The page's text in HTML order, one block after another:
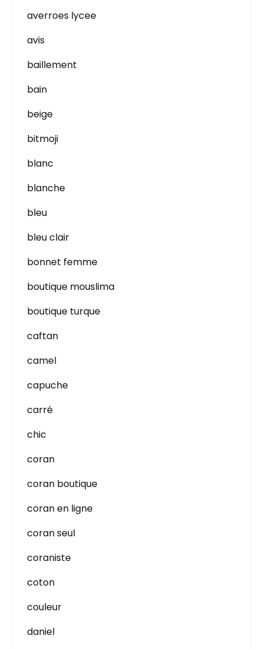
averroes lycee
avis
baillement
bain
beige
bitmoji
blanc
blanche
bleu
bleu clair
bonnet femme
boutique mouslima
boutique turque
caftan
camel
capuche
carré
chic
coran
coran boutique
coran en ligne
coran seul
coraniste
coton
couleur
daniel